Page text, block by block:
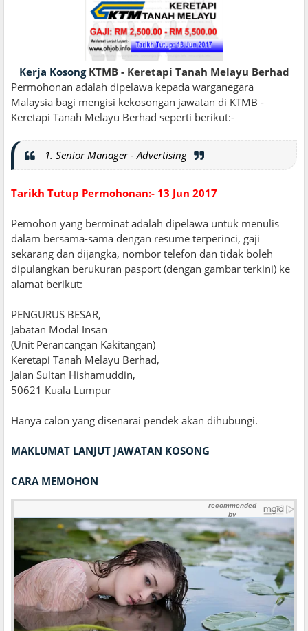
Kerja KosongKTMB - Keretapi Tanah Melayu Berhad
Permohonan adalah dipelawa kepada warganegara
Malaysia bagi mengisi kekosongan jawatan di KTMB -
Keretapi Tanah Melayu Berhad seperti berikut:-
1. Senior Manager - Advertising
Tarikh Tutup Permohonan:- 13 Jun 2017
Pemohon yang berminat adalah dipelawa untuk menulis
dalam bersama-sama dengan resume terperinci, gaji
sekarang dan dijangka, nombor telefon dan tidak boleh
dipulangkan berukuran pasport (dengan gambar terkini) ke
alamat berikut:
PENGURUS BESAR,
Jabatan Modal Insan
(Unit Perancangan Kakitangan)
Keretapi Tanah Melayu Berhad,
Jalan Sultan Hishamuddin,
50621 Kuala Lumpur
Hanya calon yang disenarai pendek akan dihubungi.
MAKLUMAT LANJUT JAWATAN KOSONG
CARA MEMOHON